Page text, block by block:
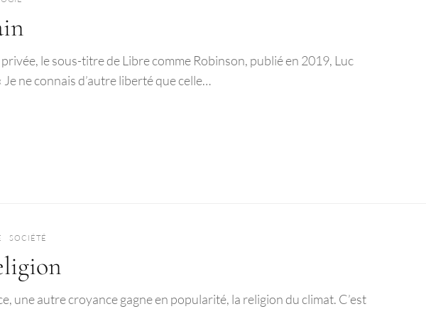
le sous-titre de Libre comme Robinson, publié en 2019, Luc
ne connais d’autre liberté que celle…
SOCIÉTÉ
une autre croyance gagne en popularité, la religion du climat. C’est